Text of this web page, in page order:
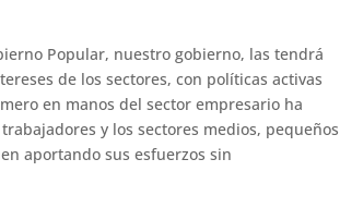
Popular, nuestro gobierno, las tendrá
de los sectores, con políticas activas
en manos del sector empresario ha
y los sectores medios, pequeños
aportando sus esfuerzos sin